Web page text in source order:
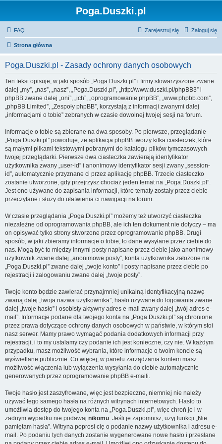
Poga.Duszki.pl
FAQ Zaloguj się
Zarejestruj się
Strona główna
Poga.Duszki.pl - Zasady ochrony danych osobowych
Ten tekst opisuje, w jaki sposób „Poga.Duszki.pl” i firmy stowarzyszone zwane
dalej „my”, „nas”, „nasz”, „Poga.Duszki.pl”, „http://www.duszki.pl/phpBB3” i
phpBB zwane dalej „oni”, „ich”, „oprogramowanie phpBB”, „www.phpbb.com”,
„phpBB Limited”, „Zespoły phpBB”, korzystają z informacji zwanymi dalej
„informacjami o tobie” zebranych w czasie dowolnej twojej sesji na forum.
Informacje o tobie są zbierane na dwa sposoby. Po pierwsze, przeglądanie
„Poga.Duszki.pl” powoduje, że aplikacja phpBB tworzy kilka ciasteczek, które
są małymi plikami tekstowymi pobranymi do katalogu plików tymczasowych
twojej przeglądarki. Pierwsze dwa ciasteczka zawierają identyfikator
użytkownika zwany „user-id” i anonimowy identyfikator sesji zwany „session-
id”, automatycznie przyznane ci przez aplikację phpBB. Trzecie ciasteczko
zostanie utworzone, gdy przejrzysz chociaż jeden temat na „Poga.Duszki.pl”.
Jest ono używane do zapisania informacji, które tematy zostały przez ciebie
przeczytane i służy do ułatwienia ci nawigacji na forum.
W czasie przeglądania „Poga.Duszki.pl” możemy też utworzyć ciasteczka
niezależne od oprogramowania phpBB, ale ich ten dokument nie dotyczy – ma
on opisywać tylko strony stworzone przez oprogramowanie phpBB. Drugi
sposób, w jaki zbieramy informacje o tobie, to dane wysyłane przez ciebie do
nas. Mogą być to między innymi posty napisane przez ciebie jako anonimowy
użytkownik zwane dalej „anonimowe posty”, konta użytkownika założone na
„Poga.Duszki.pl” zwane dalej „twoje konto” i posty napisane przez ciebie po
rejestracji i zalogowaniu zwane dalej „twoje posty”.
Twoje konto będzie zawierać przynajmniej unikalną identyfikacyjną nazwę
zwaną dalej „twoja nazwa użytkownika”, hasło używane do logowania zwane
dalej „twoje hasło” i osobisty aktywny adres e-mail zwany dalej „twój adres e-
mail”. Informacje podane dla twojego konta na „Poga.Duszki.pl” są chronione
przez prawa dotyczące ochrony danych osobowych w państwie, w którym stoi
nasz serwer. Mamy prawo wymagać podania dodatkowych informacji przy
rejestracji, i to my ustalamy czy podanie ich jest konieczne, czy nie. W każdym
przypadku, masz możliwość wybrania, które informacje o twoim koncie są
wyświetlane publicznie. Co więcej, w panelu zarządzania kontem masz
możliwość włączenia lub wyłączenia wysyłania do ciebie automatycznie
generowanych przez oprogramowanie phpBB e-maili.
Twoje hasło jest zaszyfrowane, więc jest bezpieczne, niemniej nie należy
używać tego samego hasła na różnych witrynach internetowych. Hasło to
umożliwia dostęp do twojego konta na „Poga.Duszki.pl”, więc chroń je i w
żadnym wypadku nie podawaj nikomu. Jeśli je zapomnisz, użyj funkcji „Nie
pamiętam hasła”. Witryna poprosi cię o podanie nazwy użytkownika i adresu e-
mail. Po podaniu tych danych zostanie wygenerowane nowe hasło i przesłane